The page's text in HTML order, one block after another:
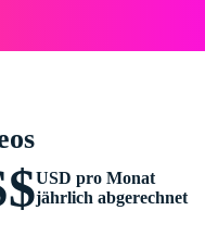
USD pro Monat
jährlich abgerechnet